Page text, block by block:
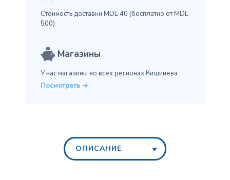
Стоимость доставки MDL 40 (бесплатно от MDL
500)
Магазины
У нас магазины во всех регионах Кишинева
Посмотреть
ОПИСАНИЕ